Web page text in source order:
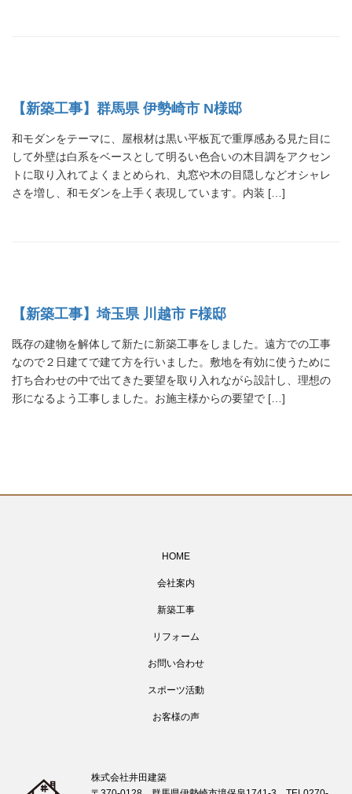
【新築工事】群馬県 伊勢崎市 N様邸
和モダンをテーマに、屋根材は黒い平板瓦で重厚感ある見た目に
して外壁は白系をベースとして明るい色合いの木目調をアクセン
トに取り入れてよくまとめられ、丸窓や木の目隠しなどオシャレ
さを増し、和モダンを上手く表現しています。内装 […]
【新築工事】埼玉県 川越市 F様邸
既存の建物を解体して新たに新築工事をしました。遠方での工事
なので２日建てで建て方を行いました。敷地を有効に使うために
打ち合わせの中で出てきた要望を取り入れながら設計し、理想の
形になるよう工事しました。お施主様からの要望で […]
HOME
会社案内
新築工事
リフォーム
お問い合わせ
スポーツ活動
お客様の声
株式会社井田建築